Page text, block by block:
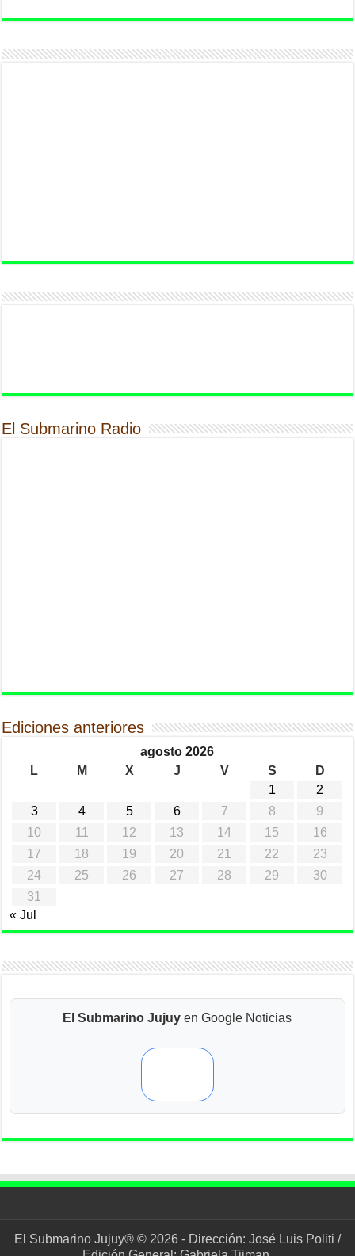
El Submarino Radio
Ediciones anteriores
agosto 2026
L
M X J V S
D
1
2
3
4 5 6 7 8
9
10
11 12 13 14 15
16
17
18 19 20 21 22
23
24
25 26 27 28 29
30
31
« Jul
El Submarino Jujuy en Google Noticias
El Submarino Jujuy® © 2026 - Dirección: José Luis Politi /